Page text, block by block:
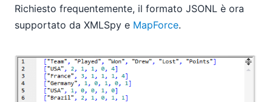
Richiesto frequentemente, il formato JSONL è ora
supportato da XMLSpy e MapForce.